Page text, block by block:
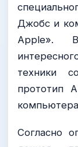
Джобс и
Apple».
техники
прототип
Согласно